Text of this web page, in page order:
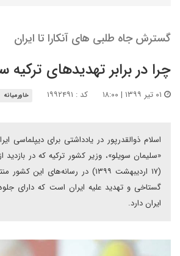
گسترش جاه طلبی های آنکارا تا ایران
چرا در برابر تهدیدهای ترکیه
کد : ۱۹۹۲۴۹۱ خاورمیانه
اسلام ذوالقدرپور در یادداشتی برای دیپلماسی
«سلیمان سویلو»، وزیر کشور ترکیه که در بازدید
(۱۷ اردیبهشت ۱۳۹۹) در رسانه‌های
گستاخی و تهدید علیه ایران است که دارای
ایران دارد.